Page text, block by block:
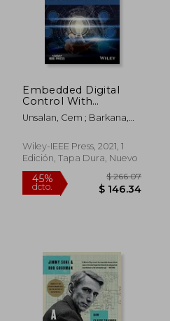
Embedded Digital
Control With
Microcontrollers:
Implementation
(Wiley – IEE Press)
(en Inglés)
Unsalan, Cem ; Barkana,
Deniz
Wiley-IEEE Press, 2021, 1
Edición, Tapa Dura, Nuevo
45%
dcto.
$ 266.07
$ 146.34